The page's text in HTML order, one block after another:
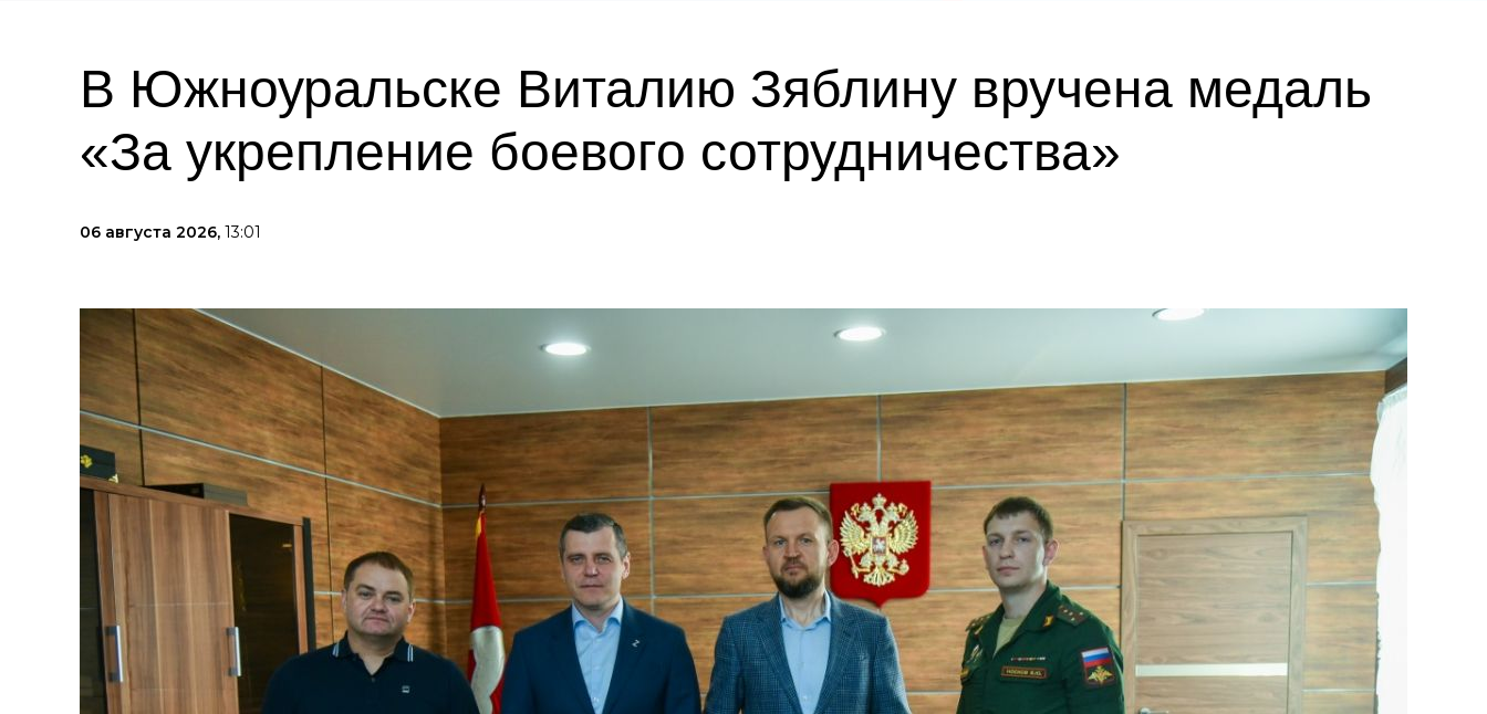
В Южноуральске Виталию Зяблину вручена медаль
«За укрепление боевого сотрудничества»
06 августа 2026, 13:01